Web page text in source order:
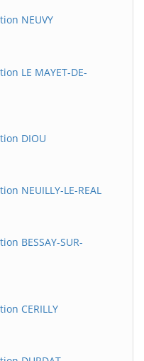
NEUVY
LE MAYET-DE-
DIOU
NEUILLY-LE-REAL
BESSAY-SUR-
CERILLY